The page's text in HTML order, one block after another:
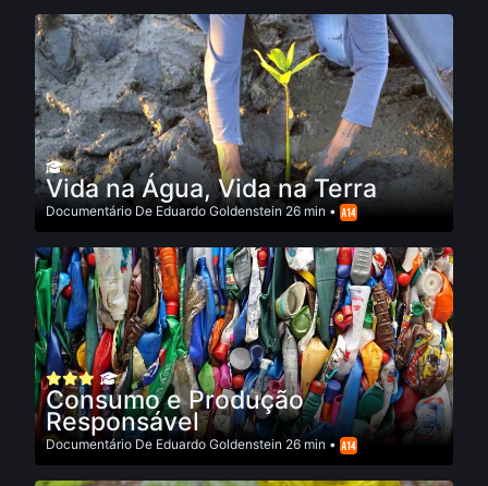
Vida na Água, Vida na Terra
Documentário De Eduardo Goldenstein 26 min •
Consumo e Produção
Responsável
Documentário De Eduardo Goldenstein 26 min •